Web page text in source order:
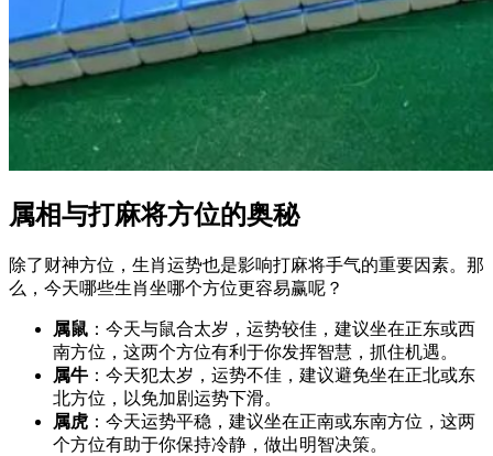
属相与打麻将方位的奥秘
除了财神方位，生肖运势也是影响打麻将手气的重要因素。那
么，今天哪些生肖坐哪个方位更容易赢呢？
属鼠 ：今天与鼠合太岁，运势较佳，建议坐在正东或西
南方位，这两个方位有利于你发挥智慧，抓住机遇。
属牛 ：今天犯太岁，运势不佳，建议避免坐在正北或东
北方位，以免加剧运势下滑。
属虎 ：今天运势平稳，建议坐在正南或东南方位，这两
个方位有助于你保持冷静，做出明智决策。